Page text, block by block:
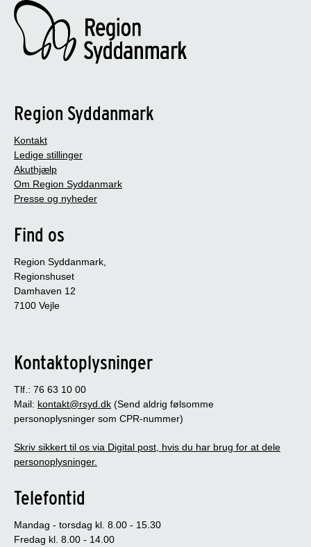
Region Syddanmark
Kontakt
Ledige stillinger
Akuthjælp
Om Region Syddanmark
Presse og nyheder
Find os
Region Syddanmark,
Regionshuset
Damhaven 12
7100 Vejle
Kontaktoplysninger
Tlf.: 76 63 10 00
Mail: kontakt@rsyd.dk (Send aldrig følsomme
personoplysninger som CPR-nummer)
Skriv sikkert til os via Digital post, hvis du har brug for at dele
personoplysninger.
Telefontid
Mandag - torsdag kl. 8.00 - 15.30
Fredag kl. 8.00 - 14.00